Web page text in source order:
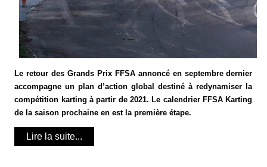
Le retour des Grands Prix FFSA annoncé en septembre dernier
accompagne un plan d’action global destiné à redynamiser la
compétition karting à partir de 2021. Le calendrier FFSA Karting
de la saison prochaine en est la première étape.
Lire la suite...